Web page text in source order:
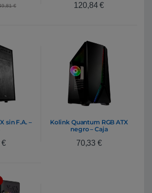
€ 120,84€
sin F.A. –
€
Kolink Quantum RGB ATX
negro – Caja
70,33 €